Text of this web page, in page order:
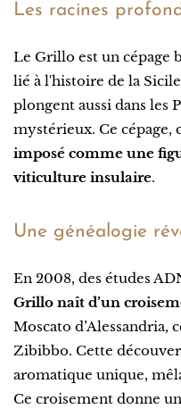
Les racines
Le Grillo est un cépage
lié à l'histoire de la
plongent aussi dans les
mystérieux. Ce cépage,
imposé comme une
viticulture insulaire.
Une généalogie
En 2008, des études
Grillo naît d’un
Moscato d’Alessandria,
Zibibbo. Cette
aromatique unique,
Ce croisement donne